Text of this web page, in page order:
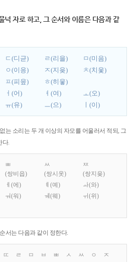
넉 자로 하고, 그 순서와 이름은 다음과 같
ㄷ(디귿) ㄹ(리을)
ㅁ(미음)
ㅇ(이응) ㅈ(지읒)
ㅊ(치읓)
ㅍ(피읖)
ㅎ(히읗)
ㅓ(어) ㅕ(여)
ㅗ(오)
ㅠ(유) ㅡ(으) ㅣ(이)
는 소리는 두 개 이상의 자모를 어울러서 적되, 그
다.
ㅃ
(쌍비읍)
ㅆ
(쌍시옷)
ㅉ
(쌍지읒)
ㅔ(에) ㅖ(예)
ㅘ(와)
ㅝ(워) ㅞ(웨)
ㅟ(위)
서는 다음과 같이 정한다.
ㄸ ㄹ ㅁ ㅂ ㅃ ㅅ ㅆ ㅇ
ㅈ